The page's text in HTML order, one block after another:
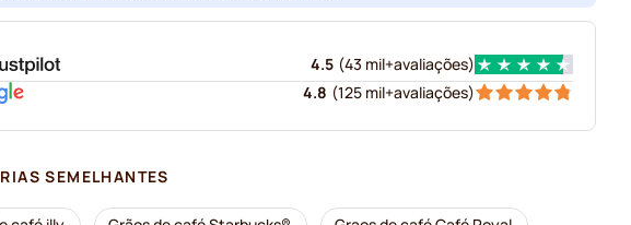
4.5 (43 mil+avaliações)
4.8 (125 mil+avaliações)
SEMELHANTES